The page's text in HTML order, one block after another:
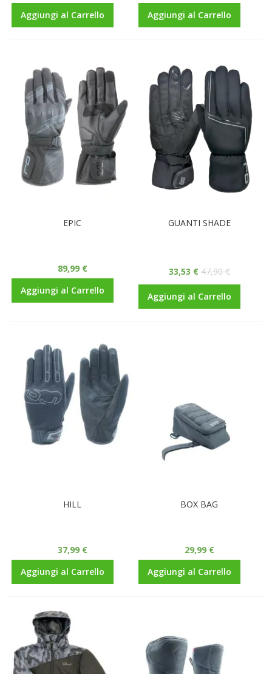
Aggiungi al Carrello Aggiungi al Carrello
EPIC
89,99 €
Aggiungi al Carrello
GUANTI SHADE
33,53 € 47,90 €
Aggiungi al Carrello
HILL
37,99 €
Aggiungi al Carrello
BOX BAG
29,99 €
Aggiungi al Carrello